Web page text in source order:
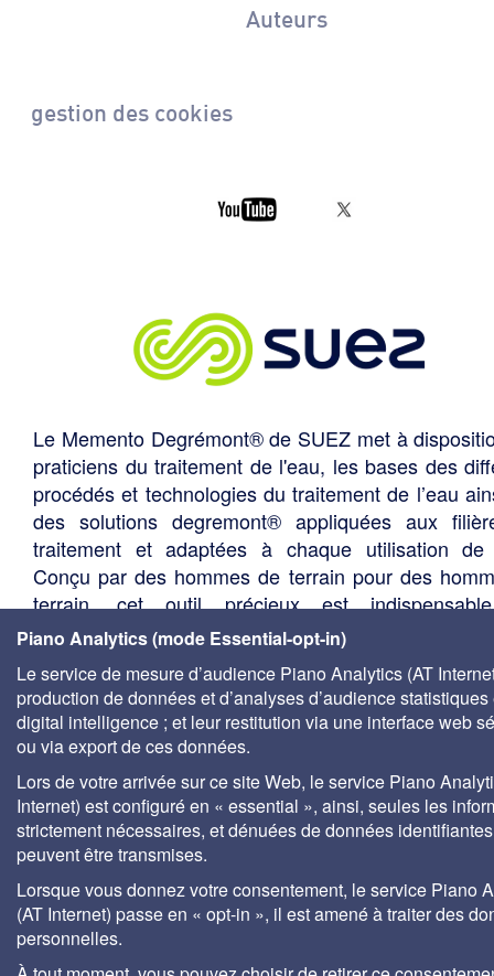
Auteurs
gestion des cookies
Le Memento Degrémont® de SUEZ met à
praticiens du traitement de l'eau, les bases des
procédés et technologies du traitement de l’eau
des solutions degremont® appliquées aux
traitement et adaptées à chaque utilisation de
Conçu par des hommes de terrain pour des
terrain, cet outil précieux est
responsables de site, responsables
responsables qualité, responsables maintenance,
les acteurs du développement durable, aux
l'eau, aux centres de documentation
bureaux d'études, services techniques des élus,
de gestion des eaux, etc.
Piano Analytics (mode Essential-opt-in)
Le service de mesure d’audience Piano Analytics (AT
production de données et d’analyses d’audience statistiques
digital intelligence ; et leur restitution via une interface web
ou via export de ces données.
Lors de votre arrivée sur ce site Web, le service Piano
Internet) est configuré en « essential », ainsi, seules les
strictement nécessaires, et dénuées de données
peuvent être transmises.
Lorsque vous donnez votre consentement, le service Piano
(AT Internet) passe en « opt-in », il est amené à traiter des
personnelles.